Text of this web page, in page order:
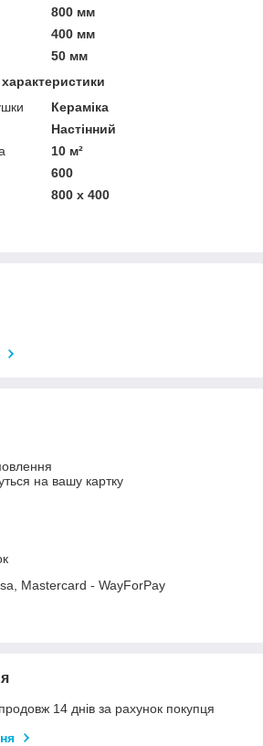
800 мм
400 мм
50 мм
Кераміка
Настінний
10 м²
600
800 х 400
на вашу картку
Mastercard - WayForPay
14 днів за рахунок покупця